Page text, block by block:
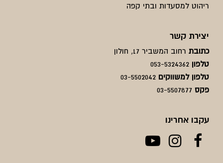
ריהוט למסעדות ובתי קפה
יצירת קשר
כתובת רחוב המשביר 17, חולון
טלפון 053-5324362
טלפון למשווקים 03-5502042
פקס 03-5507877
עקבו אחרינו